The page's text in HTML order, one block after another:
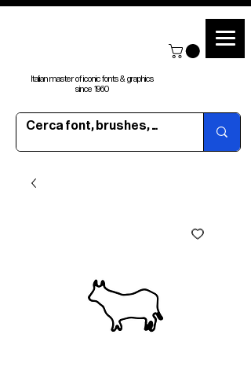
Italian master of iconic fonts & graphics
since 1960